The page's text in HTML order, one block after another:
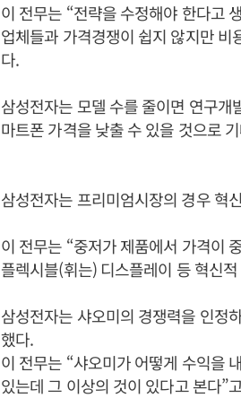
이 전무는 “전략을 수정해야 한다고
업체들과 가격경쟁이 쉽지 않지만
다.
삼성전자는 모델 수를 줄이면 연구
마트폰 가격을 낮출 수 있을 것으로
삼성전자는 프리미엄시장의 경우 혁
이 전무는 “중저가 제품에서 가격이
플렉시블(휘는) 디스플레이 등 혁신
삼성전자는 샤오미의 경쟁력을 인정
했다.
이 전무는 “샤오미가 어떻게 수익을
있는데 그 이상의 것이 있다고 본다”